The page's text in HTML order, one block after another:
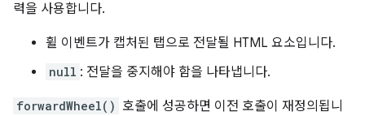
력을 사용합니다.
휠 이벤트가 캡처된 탭으로 전달될 HTML 요소입니다.
null : 전달을 중지해야 함을 나타냅니다.
forwardWheel() 호출에 성공하면 이전 호출이 재정의됩니